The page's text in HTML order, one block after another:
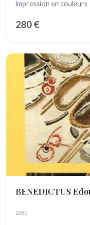
impression en couleurs
280 €
BENEDICTUS
2365